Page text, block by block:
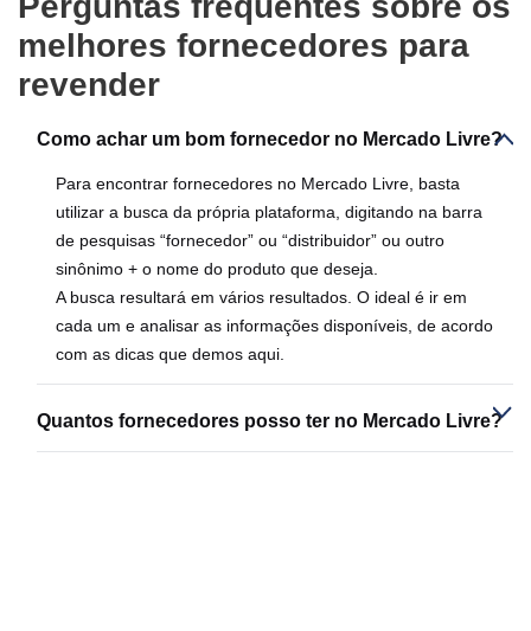
melhores fornecedores para
revender
Como achar um bom fornecedor no Mercado Livre?
Para encontrar fornecedores no Mercado Livre, basta
utilizar a busca da própria plataforma, digitando na barra
de pesquisas “fornecedor” ou “distribuidor” ou outro
sinônimo + o nome do produto que deseja.
A busca resultará em vários resultados. O ideal é ir em
cada um e analisar as informações disponíveis, de acordo
com as dicas que demos aqui.
Quantos fornecedores posso ter no Mercado Livre?